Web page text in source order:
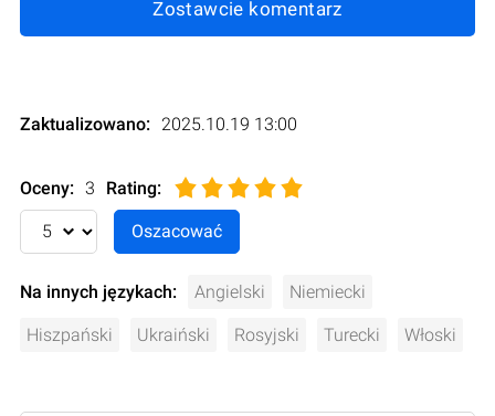
Zostawcie komentarz
Zaktualizowano: 2025.10.19 13:00
Oceny: 3 Rating:
Na innych językach: Angielski Niemiecki
Hiszpański Ukraiński Rosyjski Turecki Włoski